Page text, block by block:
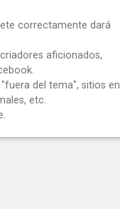
correctamente dará
aficionados,
del tema", sitios en
etc.